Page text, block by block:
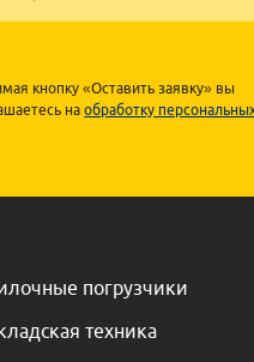
кнопку «Оставить заявку» вы
наобработку
погрузчики
техника